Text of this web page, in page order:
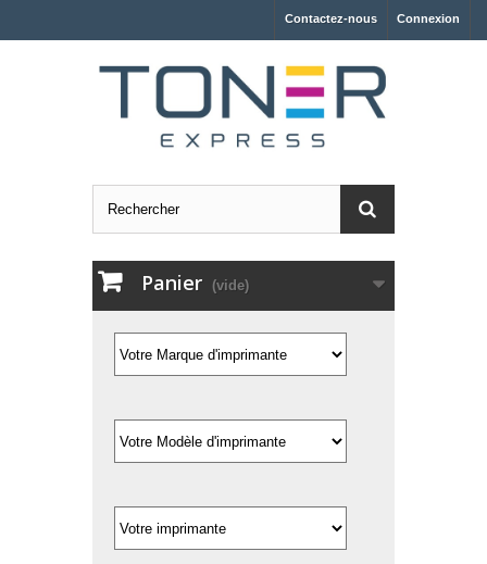
Connexion
Contactez-nous
Panier (vide)